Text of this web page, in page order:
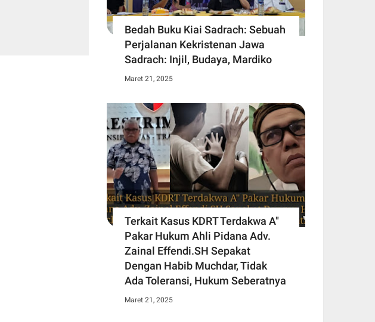
Bedah Buku Kiai Sadrach: Sebuah
Perjalanan Kekristenan Jawa
Sadrach: Injil, Budaya, Mardiko
Maret 21, 2025
Terkait Kasus KDRT Terdakwa A"
Pakar Hukum Ahli Pidana Adv.
Zainal Effendi.SH Sepakat
Dengan Habib Muchdar, Tidak
Ada Toleransi, Hukum Seberatnya
Maret 21, 2025